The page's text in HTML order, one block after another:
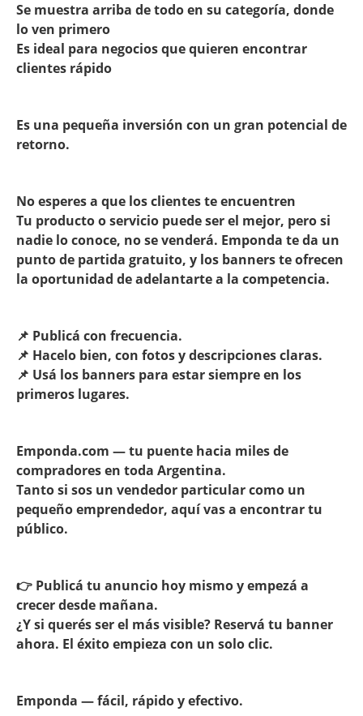
Se muestra arriba de todo en su categoría, donde
lo ven primero
Es ideal para negocios que quieren encontrar
clientes rápido
Es una pequeña inversión con un gran potencial de
retorno.
No esperes a que los clientes te encuentren
Tu producto o servicio puede ser el mejor, pero si
nadie lo conoce, no se venderá. Emponda te da un
punto de partida gratuito, y los banners te ofrecen
la oportunidad de adelantarte a la competencia.
📌 Publicá con frecuencia.
📌 Hacelo bien, con fotos y descripciones claras.
📌 Usá los banners para estar siempre en los
primeros lugares.
Emponda.com — tu puente hacia miles de
compradores en toda Argentina.
Tanto si sos un vendedor particular como un
pequeño emprendedor, aquí vas a encontrar tu
público.
👉 Publicá tu anuncio hoy mismo y empezá a
crecer desde mañana.
¿Y si querés ser el más visible? Reservá tu banner
ahora. El éxito empieza con un solo clic.
Emponda — fácil, rápido y efectivo.